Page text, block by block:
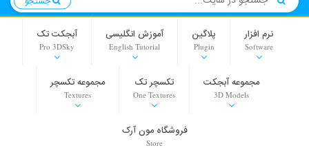
نرم افزار
Software
پلاگین
Plugin
آموزش انگلیسی
English Tutorial
آبجکت تک
Pro 3DSky
مجموعه آبجکت
3D Models
تکسچر تک
One Textures
مجموعه تکسچر
Textures
فروشگاه مون آرک
Store